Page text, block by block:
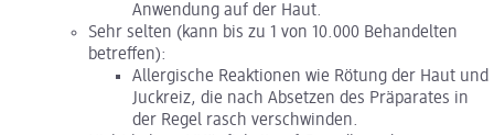
Anwendung auf der Haut.
Sehr selten (kann bis zu 1 von 10.000 Behandelten
betreffen):
Allergische Reaktionen wie Rötung der Haut und
Juckreiz, die nach Absetzen des Präparates in
der Regel rasch verschwinden.